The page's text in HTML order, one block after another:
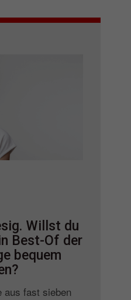
Willst du
Best-Of der
bequem
aus fast sieben